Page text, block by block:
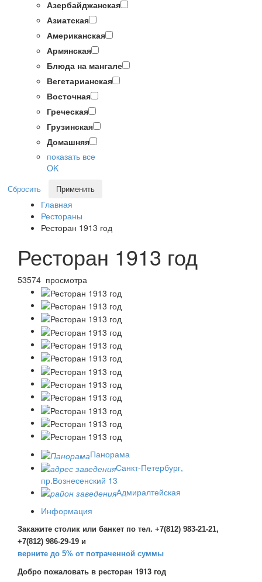
Азербайджанская
Азиатская
Американская
Армянская
Блюда на мангале
Вегетарианская
Восточная
Греческая
Грузинская
Домашняя
показать все
OK
Сбросить Применить
Главная
Рестораны
Ресторан 1913 год
Ресторан 1913 год
53574 просмотра
Панорама
Санкт-Петербург,
пр.Вознесенский 13
Адмиралтейская
Информация
Закажите столик или банкет по тел. +7(812) 983-21-21,
+7(812) 986-29-19 и
верните до 5% от потраченной суммы
Добро пожаловать в ресторан 1913 год